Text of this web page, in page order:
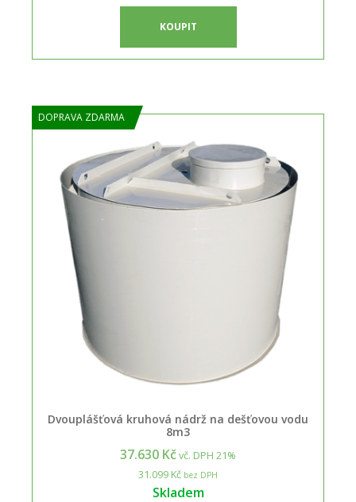
KOUPIT
DOPRAVA ZDARMA
Dvouplášťová kruhová nádrž na dešťovou vodu
8m3
37.630 Kčvč. DPH 21%
31.099 Kč bez DPH
Skladem